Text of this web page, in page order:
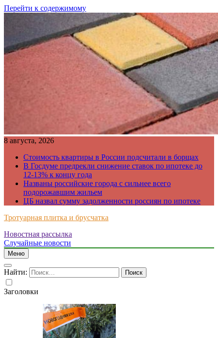
Перейти к содержимому
8 августа, 2026
Стоимость квартиры в России подсчитали в борщах
В Госдуме предрекли снижение ставок по ипотеке до
12-13% к концу года
Названы российские города с сильнее всего
подорожавшим жильем
ЦБ назвал сумму задолженности россиян по ипотеке
Тротуарная плитка и брусчатка
Just another WordPress site
Новостная рассылка
Случайные новости
Меню
Найти:
Заголовки